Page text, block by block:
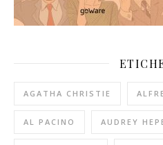
AGATHA CHRISTIE
AL PACINO AUDREY